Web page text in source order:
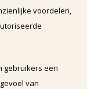
voordelen,
gebruikers een
van